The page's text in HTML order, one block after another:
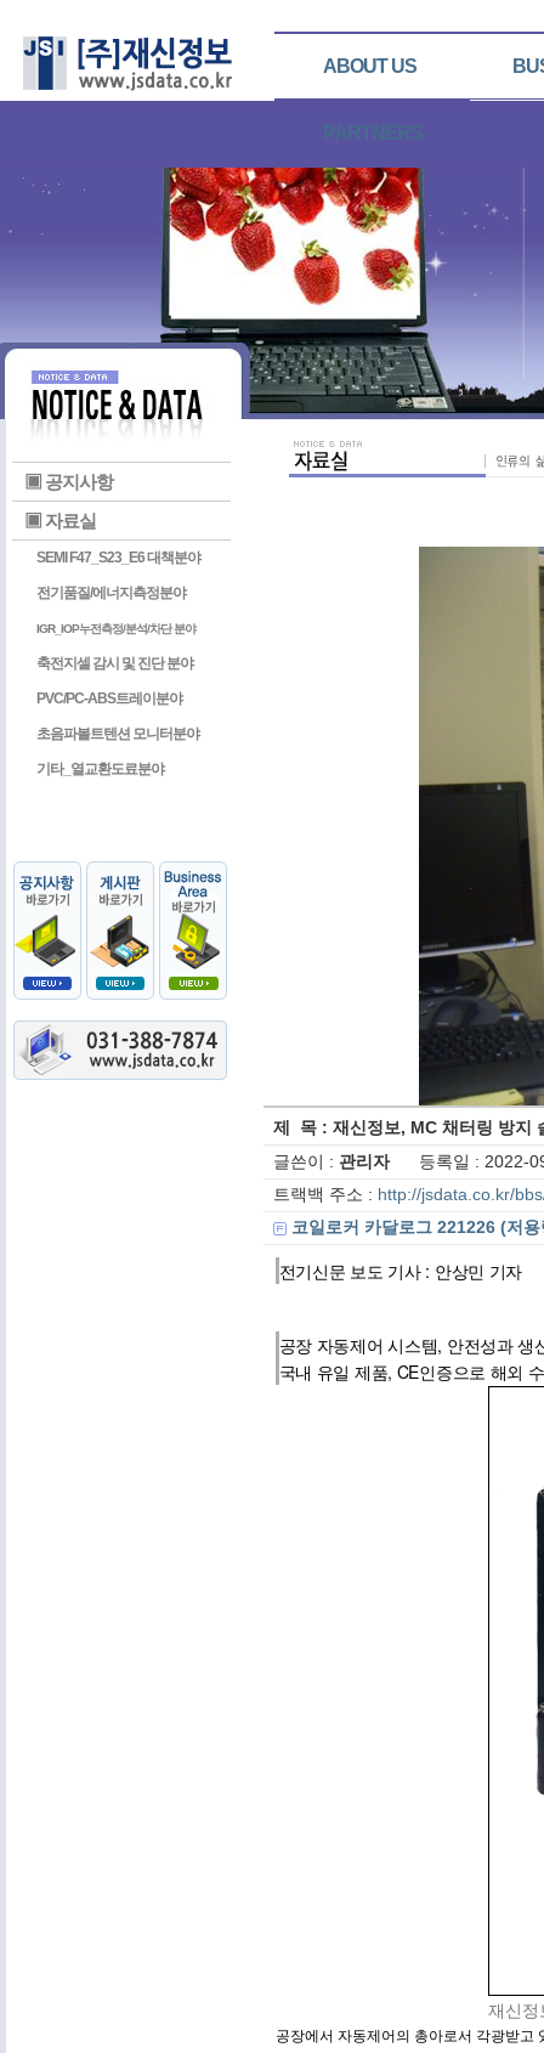
ABOUT US
PARTNERS
▣ 공지사항
▣ 자료실
SEMI F47_S23_E6 대책분야
전기품질/에너지측정분야
IGR_IOP누전측정/분석/차단 분야
축전지셀 감시 및 진단 분야
PVC/PC-ABS트레이분야
초음파볼트텐션 모니터분야
기타_열교환도료분야
제 목 : 재신정보, MC 채터링 방지
글쓴이 : 관리자등록일 : 2022-
트랙백 주소 : http://jsdata.co.kr/
코일로커 카달로그 221226 (저
전기신문 보도 기사 : 안상민 기자
공장 자동제어 시스템, 안전성과 생
국내 유일 제품, CE인증으로 해외
재신
공장에서 자동제어의 총아로서 각광받고